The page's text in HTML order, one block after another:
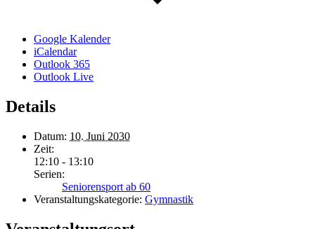
Google Kalender
iCalendar
Outlook 365
Outlook Live
Details
Datum: 10. Juni 2030
Zeit:
12:10 - 13:10
Serien:
Seniorensport ab 60
Veranstaltungskategorie: Gymnastik